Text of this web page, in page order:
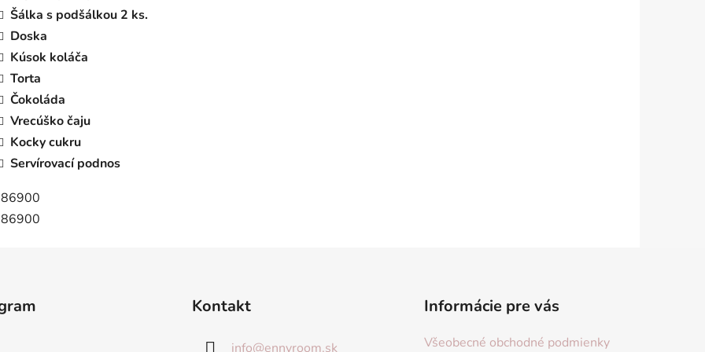
Šálka s podšálkou 2 ks.
Doska
Kúsok koláča
Torta
Čokoláda
Vrecúško čaju
Kocky cukru
Servírovací podnos
Kontakt
info@ennyroom.sk
Informácie pre vás
Všeobecné obchodné podmienky